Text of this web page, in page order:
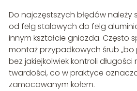
Do najczęstszych błędów należy
od felg stalowych do felg
innym kształcie gniazda. Często
montaż przypadkowych śrub „bo
bez jakiejkolwiek kontroli
twardości, co w praktyce
zamocowanym kołem.